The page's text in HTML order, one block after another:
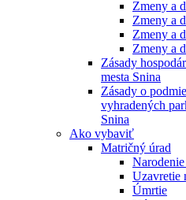
Zmeny a
Zmeny a
Zmeny a
Zmeny a
Zásady
mesta Snina
Zásady o
vyhradených
Snina
Ako vybaviť
Matričný úrad
Uzavretie
Úmrtie